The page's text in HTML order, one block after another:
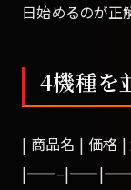
日始めるのが正
4機種を
| 商品名 | 価格 |